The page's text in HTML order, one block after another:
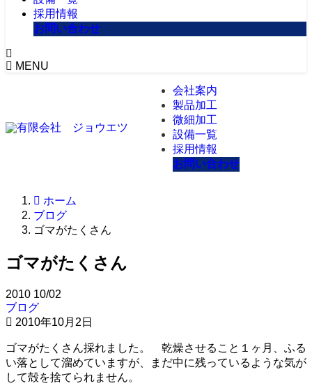
採用情報
お問い合わせ
MENU
会社案内
製品加工
微細加工
設備一覧
採用情報
お問い合わせ
ホーム
ブログ
ゴマがたくさん
ゴマがたくさん
2010 10/02
ブログ
2010年10月2日
ゴマがたくさん採れました。 乾燥させること１ヶ月、ふる
い落として溜めていますが、まだ中に残っているような気が
して殻を捨てられません。